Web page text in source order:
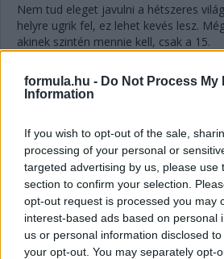
formula.hu - Do Not Process My
Information
If you wish to opt-out of the sale,
processing of your personal or
targeted advertising by us, please use
section to confirm your selection.
opt-out request is processed you may
interest-based ads based on personal
us or personal information disclosed
your opt-out. You may separately opt-
Nem tud eleget javulni a hétszeres
helyre ugrik fel, ez lehet kevés lesz.
akinek szintén mennie kell, csak a 15.
16:22
idők javulásával szinte biztosan utolsó
tűzijáték várható itt!
16:21
Gyorsan változnak a dolgok! Alonso
idővel, Ocon a második 133 ezredes
meglepetés Gasly harmadik, illetőleg